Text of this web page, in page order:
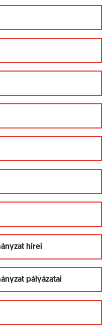
hírei
pályázatai